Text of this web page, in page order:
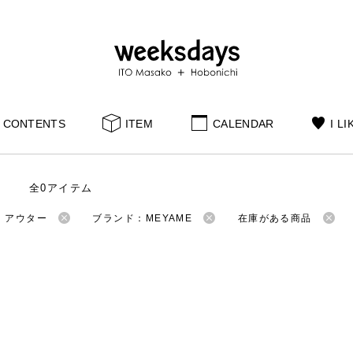
CONTENTS ITEM CALENDAR I
全0アイテム
アウター ブランド：MEYAME 在庫がある商品